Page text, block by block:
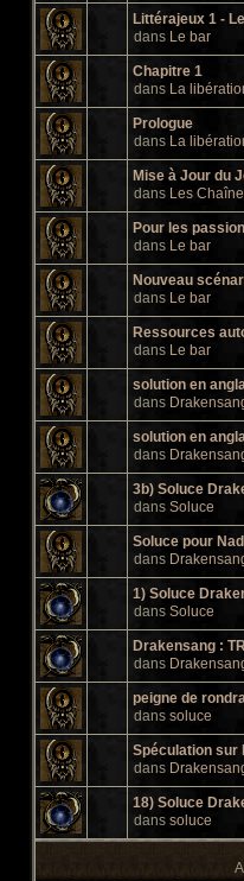
Littérajeux 1 -
dans Le bar
Chapitre 1
dans La
Prologue
dans La
Mise à Jour du
dans Les
Pour les
dans Le bar
Nouveau
dans Le bar
Ressources
dans Le bar
solution en
dans
solution en
dans
3b) Soluce
dans Soluce
Soluce pour
dans
1) Soluce
dans Soluce
Drakensang :
dans
peigne de
dans soluce
Spéculation sur
dans
18) Soluce
dans soluce